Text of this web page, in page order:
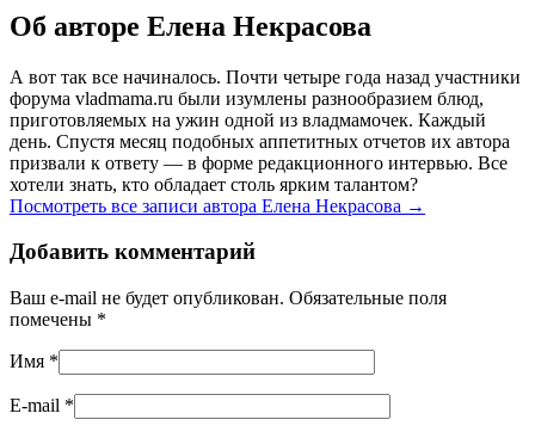
Об авторе Елена Некрасова
А вот так все начиналось. Почти четыре года назад участники
форума vladmama.ru были изумлены разнообразием блюд,
приготовляемых на ужин одной из владмамочек. Каждый
день. Спустя месяц подобных аппетитных отчетов их автора
призвали к ответу — в форме редакционного интервью. Все
хотели знать, кто обладает столь ярким талантом?
Посмотреть все записи автора Елена Некрасова →
Добавить комментарий
Ваш e-mail не будет опубликован. Обязательные поля
помечены *
Имя *
E-mail *